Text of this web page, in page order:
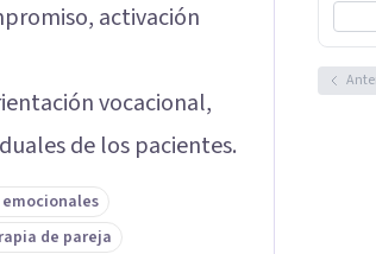
activación
vocacional,
de los pacientes.
de pareja